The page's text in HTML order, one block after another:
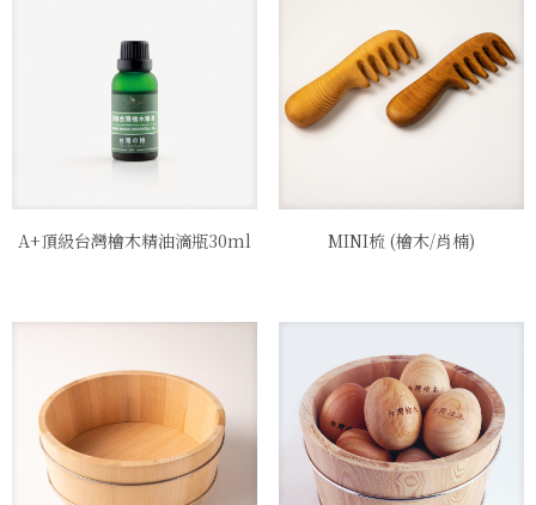
A+頂級台灣檜木精油滴瓶30ml MINI梳 (檜木/肖楠)